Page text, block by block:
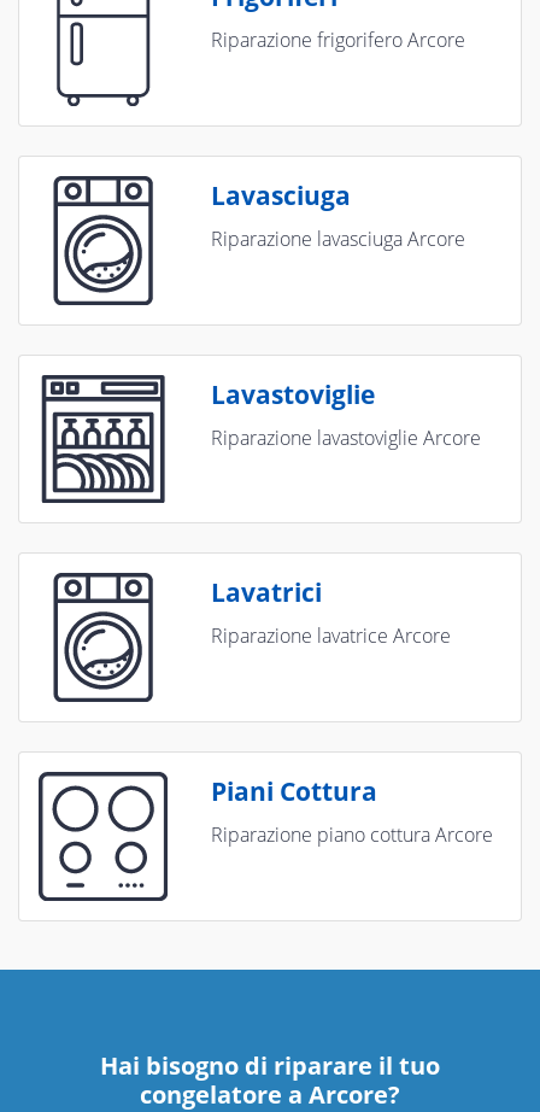
Riparazione frigorifero Arcore
Lavasciuga
Riparazione lavasciuga Arcore
Lavastoviglie
Riparazione lavastoviglie Arcore
Lavatrici
Riparazione lavatrice Arcore
Piani Cottura
Riparazione piano cottura Arcore
Hai bisogno di riparare il tuo
congelatore a Arcore?